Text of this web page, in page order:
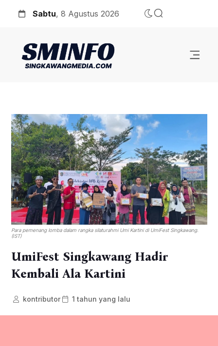
Sabtu, 8 Agustus 2026
Para pemenang lomba dalam rangka silaturahmi Umi Kartini di UmiFest Singkawang.
(IST)
UmiFest Singkawang Hadir
Kembali Ala Kartini
kontributor 1 tahun yang lalu